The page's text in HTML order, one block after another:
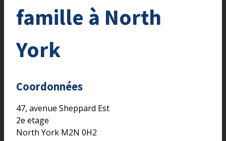
famille à North
York
Coordonnées
47, avenue Sheppard Est
2e etage
North York M2N 0H2